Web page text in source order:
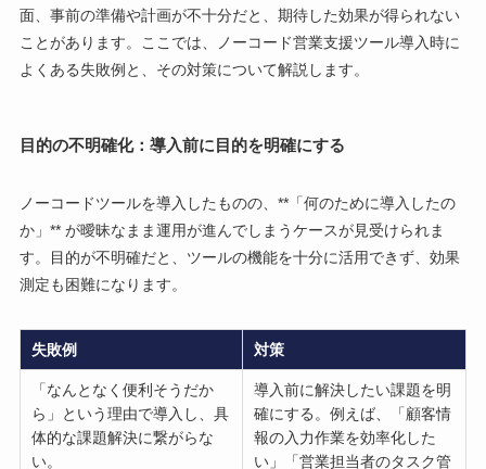
面、事前の準備や計画が不十分だと、期待した効果が得られない
ことがあります。ここでは、ノーコード営業支援ツール導入時に
よくある失敗例と、その対策について解説します。
目的の不明確化：導入前に目的を明確にする
ノーコードツールを導入したものの、**「何のために導入したの
か」** が曖昧なまま運用が進んでしまうケースが見受けられま
す。目的が不明確だと、ツールの機能を十分に活用できず、効果
測定も困難になります。
失敗例 対策
「なんとなく便利そうだか
ら」という理由で導入し、具
体的な課題解決に繋がらな
い。
導入前に解決したい課題を明
確にする。例えば、「顧客情
報の入力作業を効率化した
い」「営業担当者のタスク管